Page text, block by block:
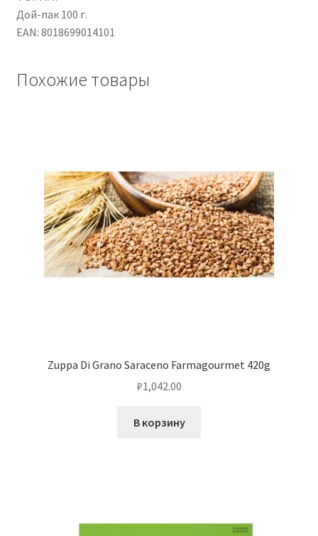
Дой-пак 100 г.
EAN: 8018699014101
Похожие товары
Zuppa Di Grano Saraceno Farmagourmet 420g
₽1,042.00
В корзину